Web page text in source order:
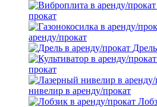
прокат
аренду/прокат
прокат
нивелир в аренду/прокат